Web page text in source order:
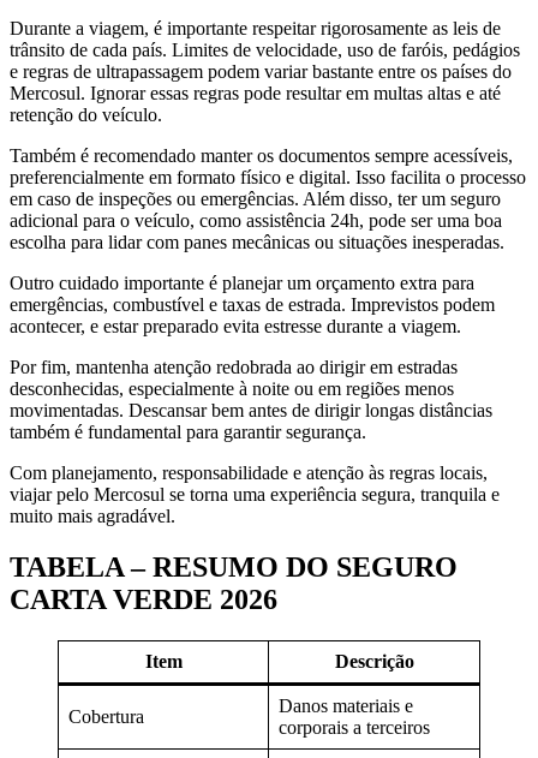
Durante a viagem, é importante respeitar rigorosamente as leis de
trânsito de cada país. Limites de velocidade, uso de faróis, pedágios
e regras de ultrapassagem podem variar bastante entre os países do
Mercosul. Ignorar essas regras pode resultar em multas altas e até
retenção do veículo.
Também é recomendado manter os documentos sempre acessíveis,
preferencialmente em formato físico e digital. Isso facilita o processo
em caso de inspeções ou emergências. Além disso, ter um seguro
adicional para o veículo, como assistência 24h, pode ser uma boa
escolha para lidar com panes mecânicas ou situações inesperadas.
Outro cuidado importante é planejar um orçamento extra para
emergências, combustível e taxas de estrada. Imprevistos podem
acontecer, e estar preparado evita estresse durante a viagem.
Por fim, mantenha atenção redobrada ao dirigir em estradas
desconhecidas, especialmente à noite ou em regiões menos
movimentadas. Descansar bem antes de dirigir longas distâncias
também é fundamental para garantir segurança.
Com planejamento, responsabilidade e atenção às regras locais,
viajar pelo Mercosul se torna uma experiência segura, tranquila e
muito mais agradável.
TABELA – RESUMO DO SEGURO
CARTA VERDE 2026
Item Descrição
Cobertura
Danos materiais e
corporais a terceiros